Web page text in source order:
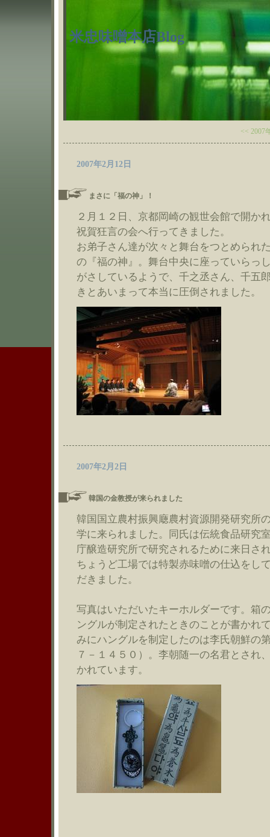
米忠味噌本店Blog
<< 2007
2007年2月12日
まさに「福の神」！
２月１２日、京都岡崎の観世会館で開か
祝賀狂言の会へ行ってきました。
お弟子さん達が次々と舞台をつとめられ
の『福の神』。舞台中央に座っていらっ
がさしているようで、千之丞さん、千五
きとあいまって本当に圧倒されました。
2007年2月2日
韓国の金教授が来られました
韓国国立農村振興廰農村資源開発研究所
学に来られました。同氏は伝統食品研究
庁醸造研究所で研究されるために来日さ
ちょうど工場では特製赤味噌の仕込をし
だきました。
写真はいただいたキーホルダーです。箱
ングルが制定されたときのことが書かれ
みにハングルを制定したのは李氏朝鮮の
７－１４５０）。李朝随一の名君とされ
かれています。